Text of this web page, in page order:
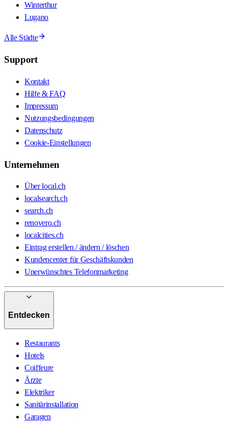
Winterthur
Lugano
Alle Städte
Support
Kontakt
Hilfe & FAQ
Impressum
Nutzungsbedingungen
Datenschutz
Cookie-Einstellungen
Unternehmen
Über local.ch
localsearch.ch
search.ch
renovero.ch
localcities.ch
Eintrag erstellen / ändern / löschen
Kundencenter für Geschäftskunden
Unerwünschtes Telefonmarketing
Entdecken
Restaurants
Hotels
Coiffeure
Ärzte
Elektriker
Sanitärinstallation
Garagen